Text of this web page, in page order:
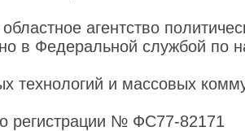
агентство
в Федеральной службой по
технологий и массовых
регистрации № ФС77-82171